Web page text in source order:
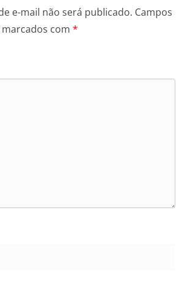
e-mail não será publicado. Campos
com *